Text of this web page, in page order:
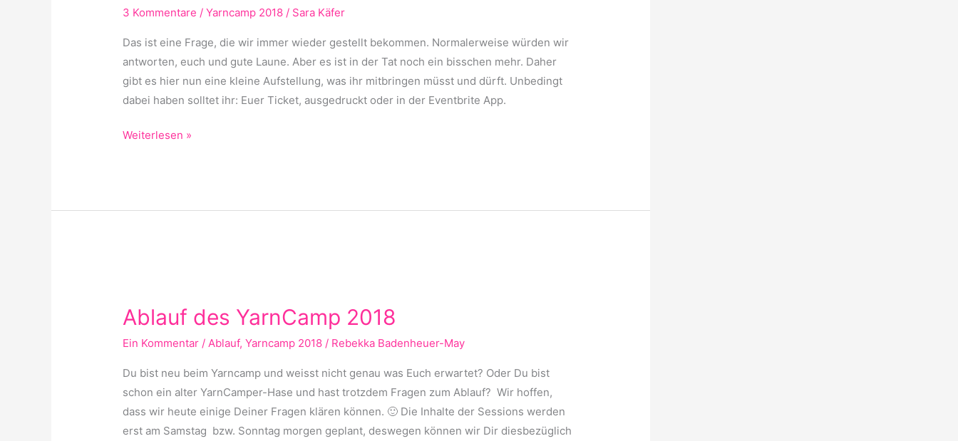
3 Kommentare /Yarncamp 2018 / Sara Käfer
Das ist eine Frage, die wir immer wieder gestellt bekommen. Normalerweise würden wir
antworten, euch und gute Laune. Aber es ist in der Tat noch ein bisschen mehr. Daher
gibt es hier nun eine kleine Aufstellung, was ihr mitbringen müsst und dürft. Unbedingt
dabei haben solltet ihr: Euer Ticket, ausgedruckt oder in der Eventbrite App.
mitbringen?
Weiterlesen »
Ablauf des YarnCamp 2018
Ein Kommentar / Ablauf,Yarncamp 2018 / Rebekka Badenheuer-May
Du bist neu beim Yarncamp und weisst nicht genau was Euch erwartet? Oder Du bist
schon ein alter YarnCamper-Hase und hast trotzdem Fragen zum Ablauf? Wir hoffen,
dass wir heute einige Deiner Fragen klären können. 🙂 Die Inhalte der Sessions werden
erst am Samstag bzw. Sonntag morgen geplant, deswegen können wir Dir diesbezüglich
YarnCamp